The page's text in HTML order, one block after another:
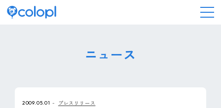
ニュース
2009.05.01 プレスリリース